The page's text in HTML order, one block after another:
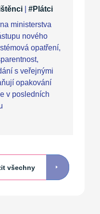
#Plátci
ministerstva
nového
opatření,
s veřejnými
opakování
v posledních
všechny